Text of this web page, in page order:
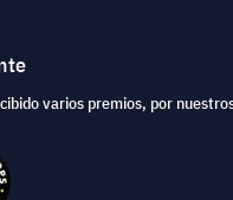
varios premios, por